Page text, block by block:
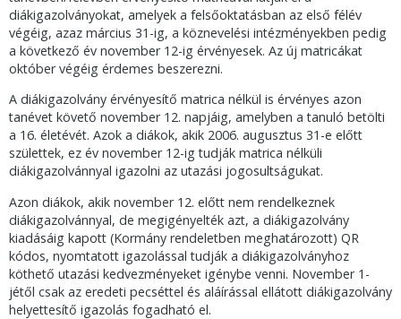
diákigazolványokat, amelyek a felsőoktatásban az első félév
végéig, azaz március 31-ig, a köznevelési intézményekben pedig
a következő év november 12-ig érvényesek. Az új matricákat
október végéig érdemes beszerezni.
A diákigazolvány érvényesítő matrica nélkül is érvényes azon
tanévet követő november 12. napjáig, amelyben a tanuló betölti
a 16. életévét. Azok a diákok, akik 2006. augusztus 31-e előtt
születtek, ez év november 12-ig tudják matrica nélküli
diákigazolvánnyal igazolni az utazási jogosultságukat.
Azon diákok, akik november 12. előtt nem rendelkeznek
diákigazolvánnyal, de megigényelték azt, a diákigazolvány
kiadásáig kapott (Kormány rendeletben meghatározott) QR
kódos, nyomtatott igazolással tudják a diákigazolványhoz
köthető utazási kedvezményeket igénybe venni. November 1-
jétől csak az eredeti pecséttel és aláírással ellátott diákigazolvány
helyettesítő igazolás fogadható el.